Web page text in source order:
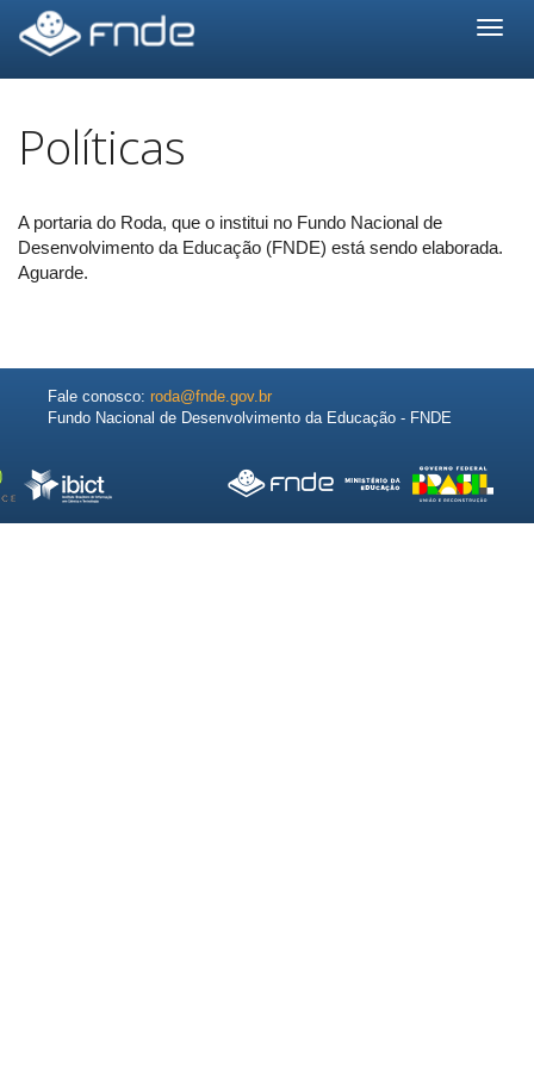
navigation
Políticas
A portaria do Roda, que o institui no Fundo Nacional de
Desenvolvimento da Educação (FNDE) está sendo elaborada.
Aguarde.
Fale conosco: roda@fnde.gov.br
Fundo Nacional de Desenvolvimento da Educação - FNDE